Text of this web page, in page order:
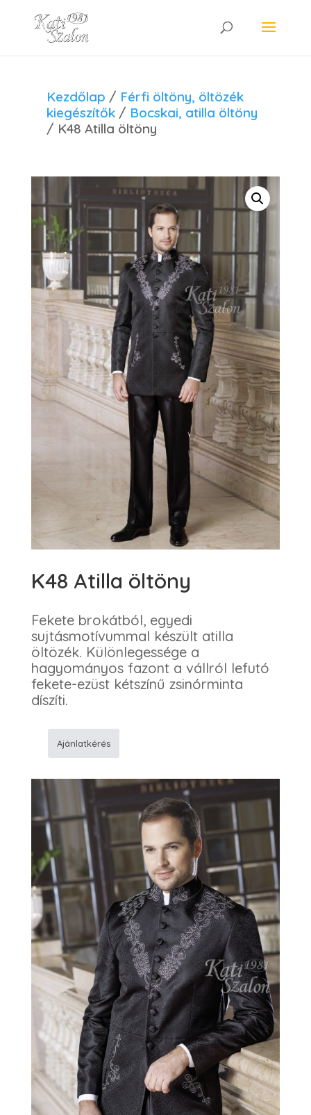
Kezdőlap / Férfi öltöny, öltözék
kiegészítők / Bocskai, atilla öltöny
/ K48 Atilla öltöny
K48 Atilla öltöny
Fekete brokátból, egyedi
sujtásmotívummal készült atilla
öltözék. Különlegessége a
hagyományos fazont a vállról lefutó
fekete-ezüst kétszínű zsinórminta
díszíti.
öltöny
mennyiség
Ajánlatkérés